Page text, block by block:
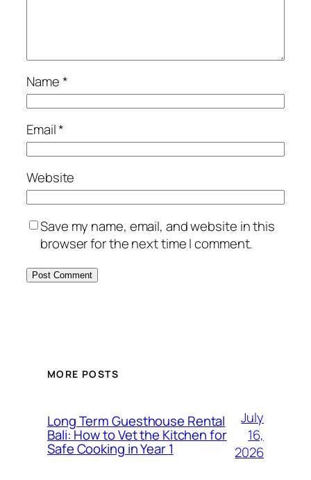
Name*
Email*
Website
Save my name, email, and website in this
browser for the next time I comment.
MORE POSTS
Long Term Guesthouse Rental
Bali: How to Vet the Kitchen for
Safe Cooking in Year 1
July
16,
2026